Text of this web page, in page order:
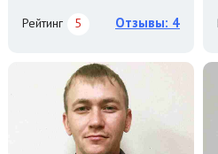
Рейтинг 5 Отзывы: 4